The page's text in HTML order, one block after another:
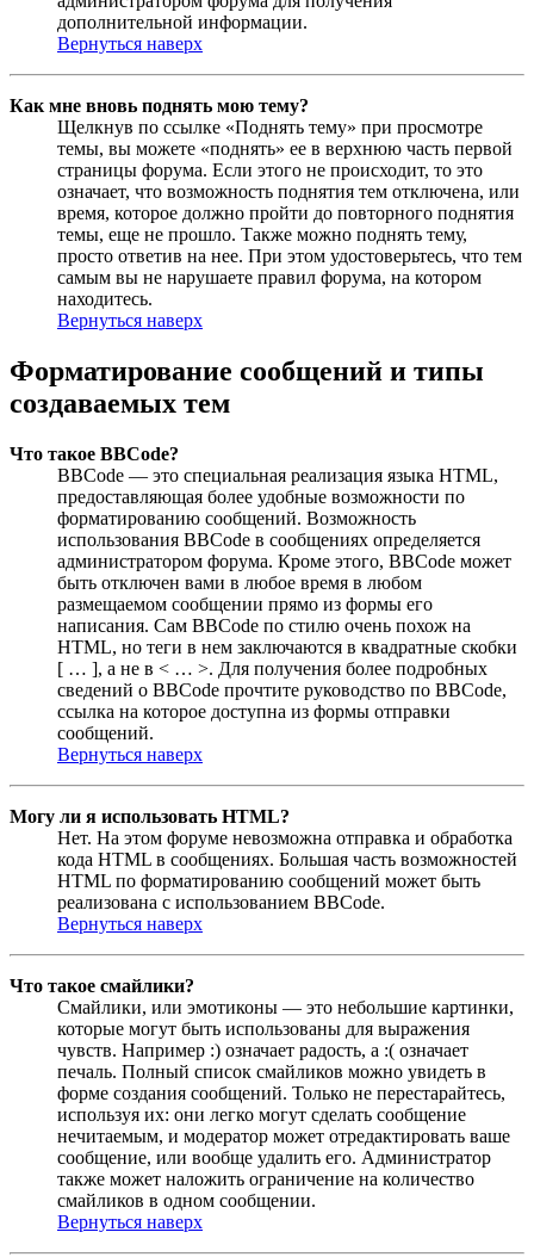
дополнительной информации.
Вернуться наверх
Как мне вновь поднять мою тему?
Щелкнув по ссылке «Поднять тему» при просмотре
темы, вы можете «поднять» ее в верхнюю часть первой
страницы форума. Если этого не происходит, то это
означает, что возможность поднятия тем отключена, или
время, которое должно пройти до повторного поднятия
темы, еще не прошло. Также можно поднять тему,
просто ответив на нее. При этом удостоверьтесь, что тем
самым вы не нарушаете правил форума, на котором
находитесь.
Вернуться наверх
Форматирование сообщений и типы
создаваемых тем
Что такое BBCode?
BBCode — это специальная реализация языка HTML,
предоставляющая более удобные возможности по
форматированию сообщений. Возможность
использования BBCode в сообщениях определяется
администратором форума. Кроме этого, BBCode может
быть отключен вами в любое время в любом
размещаемом сообщении прямо из формы его
написания. Сам BBCode по стилю очень похож на
HTML, но теги в нем заключаются в квадратные скобки
[ … ], а не в < … >. Для получения более подробных
сведений о BBCode прочтите руководство по BBCode,
ссылка на которое доступна из формы отправки
сообщений.
Вернуться наверх
Могу ли я использовать HTML?
Нет. На этом форуме невозможна отправка и обработка
кода HTML в сообщениях. Большая часть возможностей
HTML по форматированию сообщений может быть
реализована с использованием BBCode.
Вернуться наверх
Что такое смайлики?
Смайлики, или эмотиконы — это небольшие картинки,
которые могут быть использованы для выражения
чувств. Например :) означает радость, а :( означает
печаль. Полный список смайликов можно увидеть в
форме создания сообщений. Только не перестарайтесь,
используя их: они легко могут сделать сообщение
нечитаемым, и модератор может отредактировать ваше
сообщение, или вообще удалить его. Администратор
также может наложить ограничение на количество
смайликов в одном сообщении.
Вернуться наверх